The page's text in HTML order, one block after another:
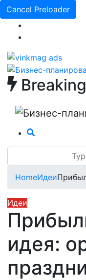
Cancel Preloader
HomeИдеи
Идеи
идея: